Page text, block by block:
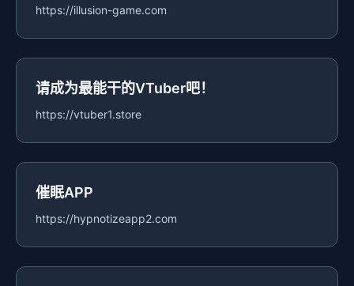
https://illusion-game.com
请成为最能干的VTuber吧！
https://vtuber1.store
催眠APP
https://hypnotizeapp2.com